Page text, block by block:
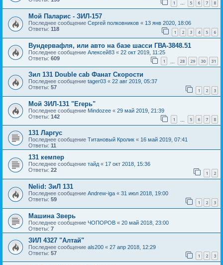
1 … 5 6 7 8
Мой Паларис - ЗИЛ-157
Последнее сообщение Сергей полковников « 13 янв 2020, 18:06
Ответы: 118 1 2 3 4 5 6
Вундервафля, или авто на базе шасси ГВА-3848.51
Последнее сообщение Алексей83 « 22 окт 2019, 11:25
Ответы: 609 1 28 29 30 31
Зил 131 Double cab Фанат Скорости
Последнее сообщение tager03 « 22 авг 2019, 05:37
Ответы: 57 1 2 3
Мой ЗИЛ-131 "Егерь"
Последнее сообщение Mindozee « 29 май 2019, 21:39
Ответы: 142 1 5 6 7 8
131 Ларгус
Последнее сообщение Титановый Кролик « 16 май 2019, 07:41
Ответы: 11
131 кемпер
Последнее сообщение тайд« 17 окт 2018, 15:36
Ответы: 22 1 2
Nelid: ЗиЛ 131
Последнее сообщение Andrew-iga « 31 июл 2018, 19:00
Ответы: 59 1 2 3
Машина Зверь
Последнее сообщение ЧОПОРОВ « 20 май 2018, 23:00
Ответы: 7
ЗИЛ 4327 "Алтай"
Последнее сообщение als200 « 27 апр 2018, 12:29
Ответы: 57 1 2 3